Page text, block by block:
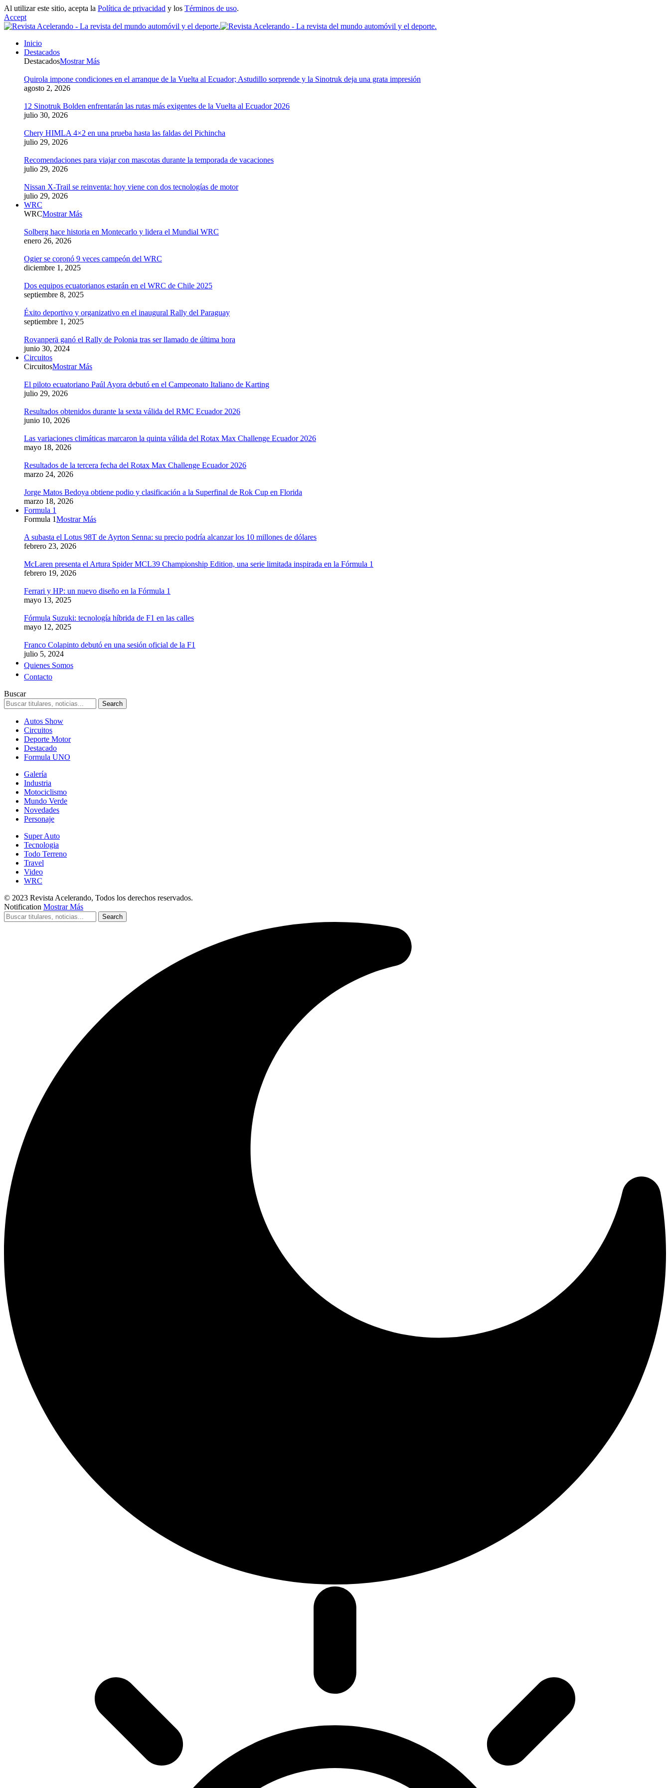
Al utilizar este sitio, acepta la Política de privacidad y los Términos de uso.
Accept
Inicio
Destacados
DestacadosMostrar Más
Quirola impone condiciones en el arranque de la Vuelta al Ecuador; Astudillo sorprende y la Sinotruk deja una grata impresión
agosto 2, 2026
12 Sinotruk Bolden enfrentarán las rutas más exigentes de la Vuelta al Ecuador 2026
julio 30, 2026
Chery HIMLA 4×2 en una prueba hasta las faldas del Pichincha
julio 29, 2026
Recomendaciones para viajar con mascotas durante la temporada de vacaciones
julio 29, 2026
Nissan X-Trail se reinventa: hoy viene con dos tecnologías de motor
julio 29, 2026
WRC
WRCMostrar Más
Solberg hace historia en Montecarlo y lidera el Mundial WRC
enero 26, 2026
Ogier se coronó 9 veces campeón del WRC
diciembre 1, 2025
Dos equipos ecuatorianos estarán en el WRC de Chile 2025
septiembre 8, 2025
Éxito deportivo y organizativo en el inaugural Rally del Paraguay
septiembre 1, 2025
Rovanperä ganó el Rally de Polonia tras ser llamado de última hora
junio 30, 2024
Circuitos
CircuitosMostrar Más
El piloto ecuatoriano Paúl Ayora debutó en el Campeonato Italiano de Karting
julio 29, 2026
Resultados obtenidos durante la sexta válida del RMC Ecuador 2026
junio 10, 2026
Las variaciones climáticas marcaron la quinta válida del Rotax Max Challenge Ecuador 2026
mayo 18, 2026
Resultados de la tercera fecha del Rotax Max Challenge Ecuador 2026
marzo 24, 2026
Jorge Matos Bedoya obtiene podio y clasificación a la Superfinal de Rok Cup en Florida
marzo 18, 2026
Formula 1
Formula 1Mostrar Más
A subasta el Lotus 98T de Ayrton Senna: su precio podría alcanzar los 10 millones de dólares
febrero 23, 2026
McLaren presenta el Artura Spider MCL39 Championship Edition, una serie limitada inspirada en la Fórmula 1
febrero 19, 2026
Ferrari y HP: un nuevo diseño en la Fórmula 1
mayo 13, 2025
Fórmula Suzuki: tecnología híbrida de F1 en las calles
mayo 12, 2025
Franco Colapinto debutó en una sesión oficial de la F1
julio 5, 2024
Quienes Somos
Contacto
Buscar
Autos Show
Circuitos
Deporte Motor
Destacado
Formula UNO
Galería
Industria
Motociclismo
Mundo Verde
Novedades
Personaje
Super Auto
Tecnologia
Todo Terreno
Travel
Video
WRC
© 2023 Revista Acelerando, Todos los derechos reservados.
Notification Mostrar Más